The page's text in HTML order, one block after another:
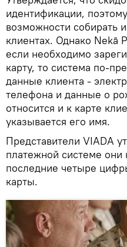
идентификации,
возможности собирать
клиентах. Однако Nekā
если необходимо
карту, то система по-
данные клиента -
телефона и данные о
относится и к карте
указывается его имя.
Представители VIADA
платежной системе они
последние четыре
карты.